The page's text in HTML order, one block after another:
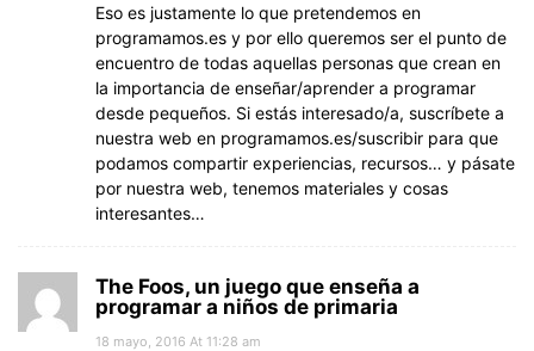
Eso es justamente lo que pretendemos en
programamos.es y por ello queremos ser el punto de
encuentro de todas aquellas personas que crean en
la importancia de enseñar/aprender a programar
desde pequeños. Si estás interesado/a, suscríbete a
nuestra web en programamos.es/suscribir para que
podamos compartir experiencias, recursos… y pásate
por nuestra web, tenemos materiales y cosas
interesantes…
The Foos, un juego que enseña a
programar a niños de primaria
18 mayo, 2016 At 11:28 am